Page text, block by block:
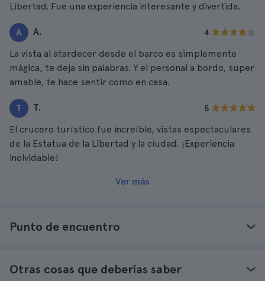
Libertad. Fue una experiencia interesante y divertida.
A A. 4
La vista al atardecer desde el barco es simplemente
mágica, te deja sin palabras. Y el personal a bordo, super
amable, te hace sentir como en casa.
T T. 5
El crucero turístico fue increíble, vistas espectaculares
de la Estatua de la Libertad y la ciudad. ¡Experiencia
inolvidable!
Ver más
Punto de encuentro
Otras cosas que deberías saber